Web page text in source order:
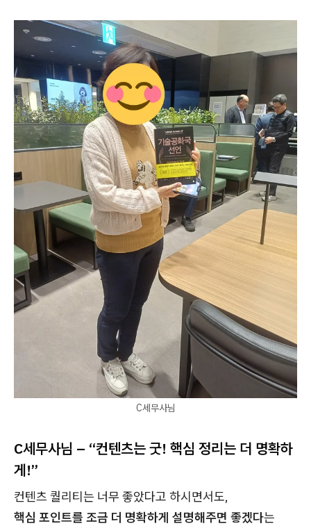
C세무사님
C세무사님 – “컨텐츠는 굿! 핵심 정리는 더 명확하
게!”
컨텐츠 퀄리티는 너무 좋았다고 하시면서도,
핵심 포인트를 조금 더 명확하게 설명해주면 좋겠다는